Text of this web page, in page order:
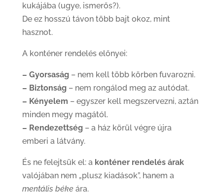
kukájába (ugye, ismerős?).
De ez hosszú távon több bajt okoz, mint
hasznot.
A konténer rendelés előnyei:
– Gyorsaság– nem kell több körben fuvarozni.
– Biztonság– nem rongálod meg az autódat.
– Kényelem – egyszer kell megszervezni, aztán
minden megy magától.
– Rendezettség– a ház körül végre újra
emberi a látvány.
És ne felejtsük el: a konténer rendelés árak
valójában nem „plusz kiadások”, hanem a
mentális békeára.